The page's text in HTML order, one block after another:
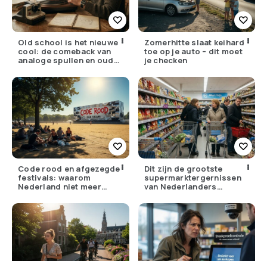
Old school is het nieuwe
cool: de comeback van
analoge spullen en oude
Zomerhitte slaat keihard
toe op je auto – dit moet
je checken
Code rood en afgezegde
festivals: waarom
Nederland niet meer
Dit zijn de grootste
supermarktergernissen
van Nederlanders